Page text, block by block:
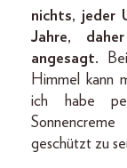
nichts, jeder
Jahre,
angesagt.
Himmel kann
ich habe
geschützt zu